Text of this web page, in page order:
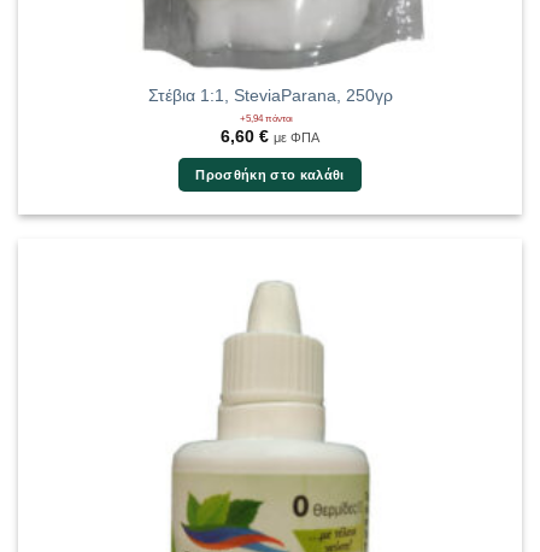
Στέβια 1:1, SteviaParana, 250γρ
+5,94 πόντοι
6,60 € με ΦΠΑ
Προσθήκη στο καλάθι